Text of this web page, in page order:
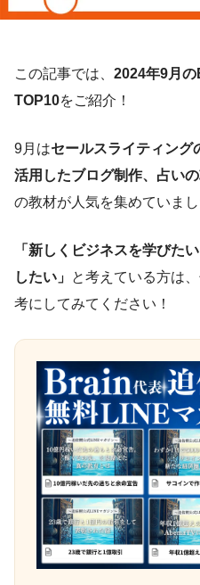
この記事では、 2024年9月
TOP10をご紹介！
9月はセールスライティング
活用したブログ制作、占い
の教材が人気を集めていまし
「新しくビジネスを学びた
したい」 と考えている方は
考にしてみてください！